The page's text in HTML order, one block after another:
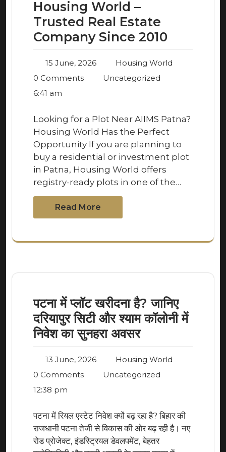
Housing World –
Trusted Real Estate
Company Since 2010
15 June, 2026
Housing World
0 Comments
Uncategorized
6:41 am
Looking for a Plot Near AIIMS Patna?
Housing World Has the Perfect
Opportunity If you are planning to
buy a residential or investment plot
in Patna, Housing World offers
registry-ready plots in one of the…
Read More
पटना में प्लॉट खरीदना है? जानिए
दरियापुर सिटी और श्याम कॉलोनी में
निवेश का सुनहरा अवसर
13 June, 2026
Housing World
0 Comments
Uncategorized
12:38 pm
पटना में रियल एस्टेट निवेश क्यों बढ़ रहा है? बिहार की
राजधानी पटना तेजी से विकास की ओर बढ़ रही है। नए
रोड प्रोजेक्ट, इंडस्ट्रियल डेवलपमेंट, बेहतर